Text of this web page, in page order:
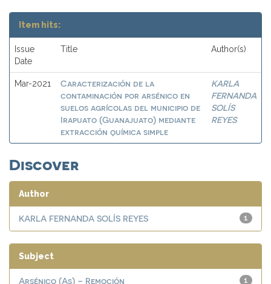
Item hits:
Issue
Date
Title Author(s)
Mar-2021
Caracterización de la
contaminación por arsénico en
suelos agrícolas del municipio de
Irapuato (Guanajuato) mediante
extracción química simple
KARLA
FERNANDA
SOLÍS
REYES
Discover
Author
1
KARLA FERNANDA SOLÍS REYES
Subject
1
Arsénico (As) – Remoción